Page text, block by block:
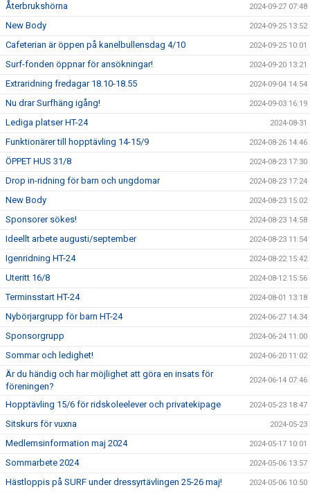
Återbrukshörna 2024-09-27 07:48
New Body 2024-09-25 13:52
Cafeterian är öppen på kanelbullensdag 4/10 2024-09-25 10:01
Surf-fonden öppnar för ansökningar! 2024-09-20 13:21
Extraridning fredagar 18.10-18.55 2024-09-04 14:54
Nu drar Surfhäng igång! 2024-09-03 16:19
Lediga platser HT-24 2024-08-31
Funktionärer till hopptävling 14-15/9 2024-08-26 14:46
ÖPPET HUS 31/8 2024-08-23 17:30
Drop in-ridning för barn och ungdomar 2024-08-23 17:24
New Body 2024-08-23 15:02
Sponsorer sökes! 2024-08-23 14:58
Ideellt arbete augusti/september 2024-08-23 11:54
Igenridning HT-24 2024-08-22 15:42
Uteritt 16/8 2024-08-12 15:56
Terminsstart HT-24 2024-08-01 13:18
Nybörjargrupp för barn HT-24 2024-06-27 14:34
Sponsorgrupp 2024-06-24 11:00
Sommar och ledighet! 2024-06-20 11:02
Är du händig och har möjlighet att göra en insats för
föreningen?
2024-06-14 07:46
Hopptävling 15/6 för ridskoleelever och privatekipage 2024-05-23 18:47
Sitskurs för vuxna 2024-05-23
Medlemsinformation maj 2024 2024-05-17 10:01
Sommarbete 2024 2024-05-06 13:57
Hästloppis på SURF under dressyrtävlingen 25-26 maj! 2024-05-06 10:50